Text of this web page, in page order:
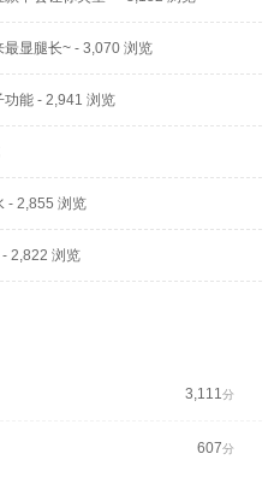
最显腿长~ - 3,070 浏览
功能 - 2,941 浏览
- 2,855 浏览
- 2,822 浏览
3,111分
607分